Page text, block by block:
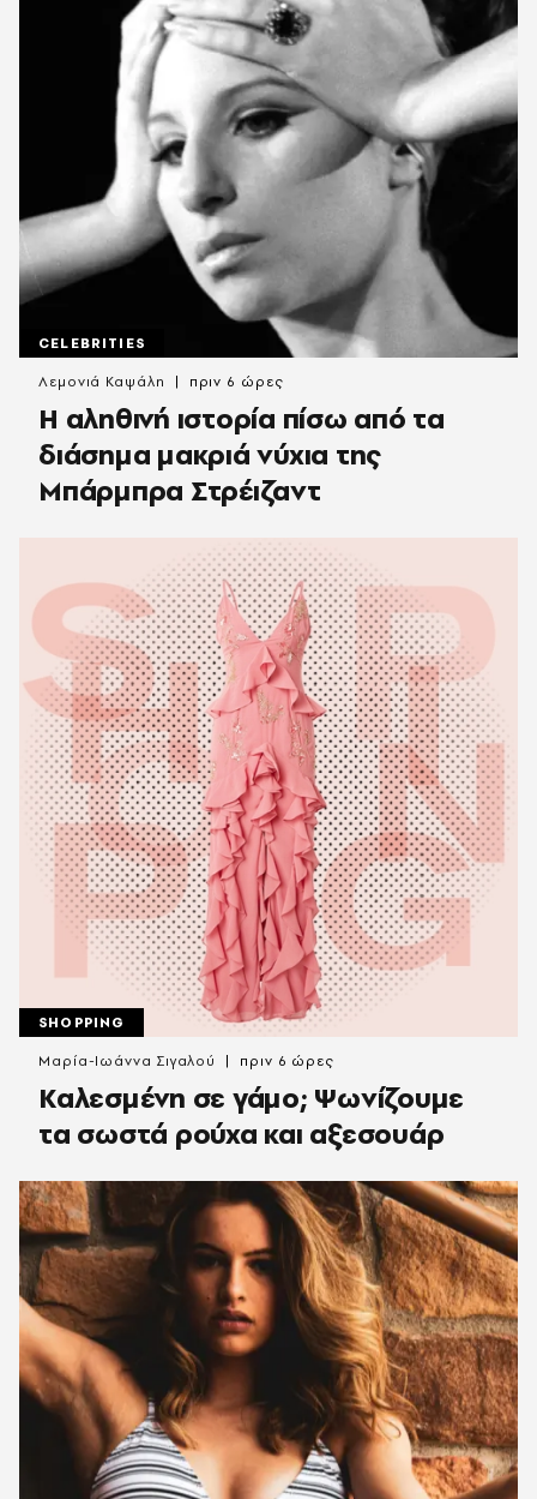
CELEBRITIES
Η αληθινή ιστορία πίσω από τα
διάσημα μακριά νύχια της
Μπάρμπρα Στρέιζαντ
Λεμονιά Καψάλη πριν 6 ώρες
SHOPPING
Καλεσμένη σε γάμο; Ψωνίζουμε
τα σωστά ρούχα και αξεσουάρ
Μαρία-Ιωάννα Σιγαλού πριν 6 ώρες